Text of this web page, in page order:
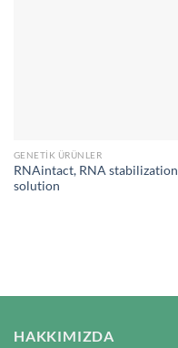
GENETIK ÜRÜNLER
RNAintact, RNA stabilization
solution
HAKKIMIZDA